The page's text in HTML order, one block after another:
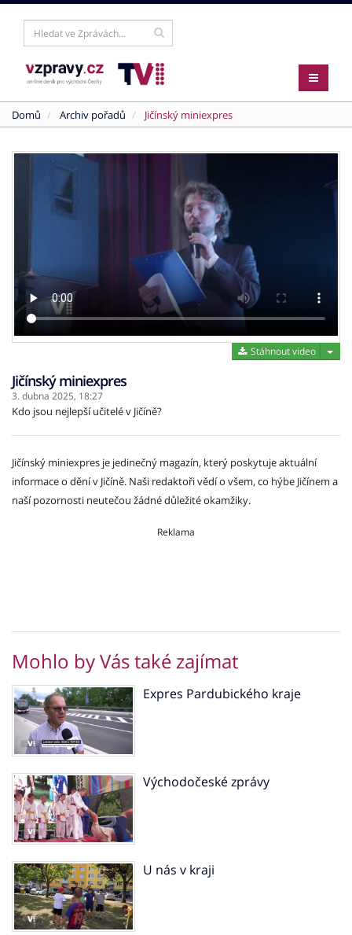
Domů Archiv pořadů Jičínský miniexpres
Stáhnout video
Jičínský miniexpres
3. dubna 2025, 18:27
Kdo jsou nejlepší učitelé v Jičíně?
Jičínský miniexpres je jedinečný magazín, který poskytuje aktuální
informace o dění v Jičíně. Naši redaktoři vědí o všem, co hýbe Jičínem a
naší pozornosti neutečou žádné důležité okamžiky.
Reklama
Mohlo by Vás také zajímat
Expres Pardubického kraje
Východočeské zprávy
U nás v kraji